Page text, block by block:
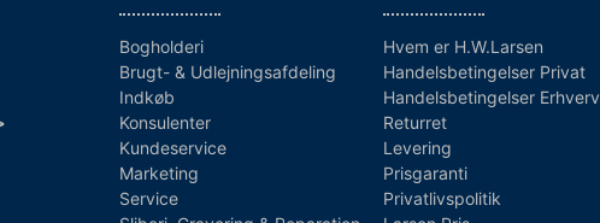
Bogholderi
Brugt- & Udlejningsafdeling
Indkøb
Konsulenter
Kundeservice
Marketing
Service
Hvem er H.W.Larsen
Handelsbetingelser Privat
Handelsbetingelser Erhverv
Returret
Levering
Prisgaranti
Privatlivspolitik